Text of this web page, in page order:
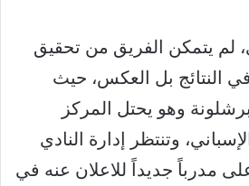
لم يتمكن الفريق من تحقيق
النتائج بل العكس، حيث
وهو يحتل المركز
وتنتظر إدارة النادي
مدرباً جديداً للاعلان عنه في